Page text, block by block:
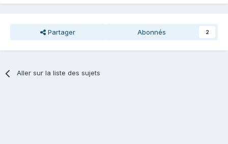
Partager Abonnés 2
Aller sur la liste des sujets